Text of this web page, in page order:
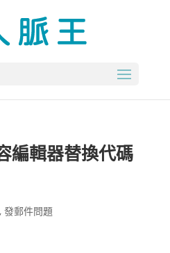
編輯器替換代碼
, 發郵件問題